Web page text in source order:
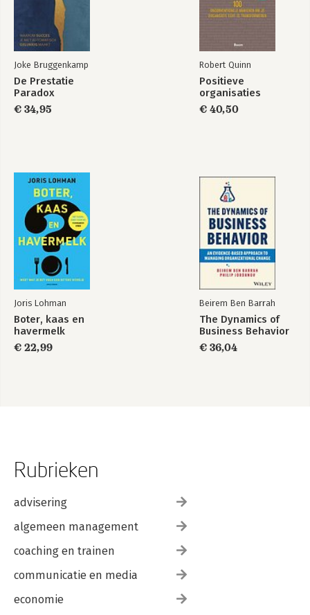
Je eigen koers varen: falen en opstaan 254
Nawoord 257
Dankwoord 258
Over de auteur 260
Bronnen 261
Begrippenlijst 262
Joke Bruggenkamp
De Prestatie
Paradox
€ 34,95
Robert Quinn
Positieve
organisaties
€ 40,50
Joris Lohman
Boter, kaas en
havermelk
€ 22,99
Beirem Ben Barrah
The Dynamics of
Business Behavior
€ 36,04
Rubrieken
advisering
algemeen management
coaching en trainen
communicatie en media
economie